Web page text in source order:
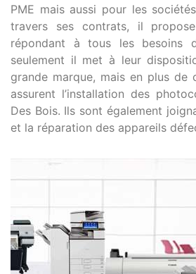
PME mais aussi pour les
travers ses contrats, il
répondant à tous les besoins
seulement il met à leur
grande marque, mais en plus de
assurent l’installation des
Des Bois. Ils sont également
et la réparation des appareils